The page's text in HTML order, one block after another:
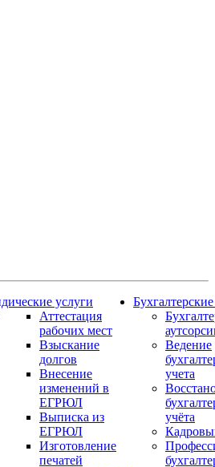
услуги
Аттестация
рабочих мест
Взыскание
долгов
Внесение
изменений в
ЕГРЮЛ
Выписка из
ЕГРЮЛ
Изготовление
печатей
Ведение
учета
учёта